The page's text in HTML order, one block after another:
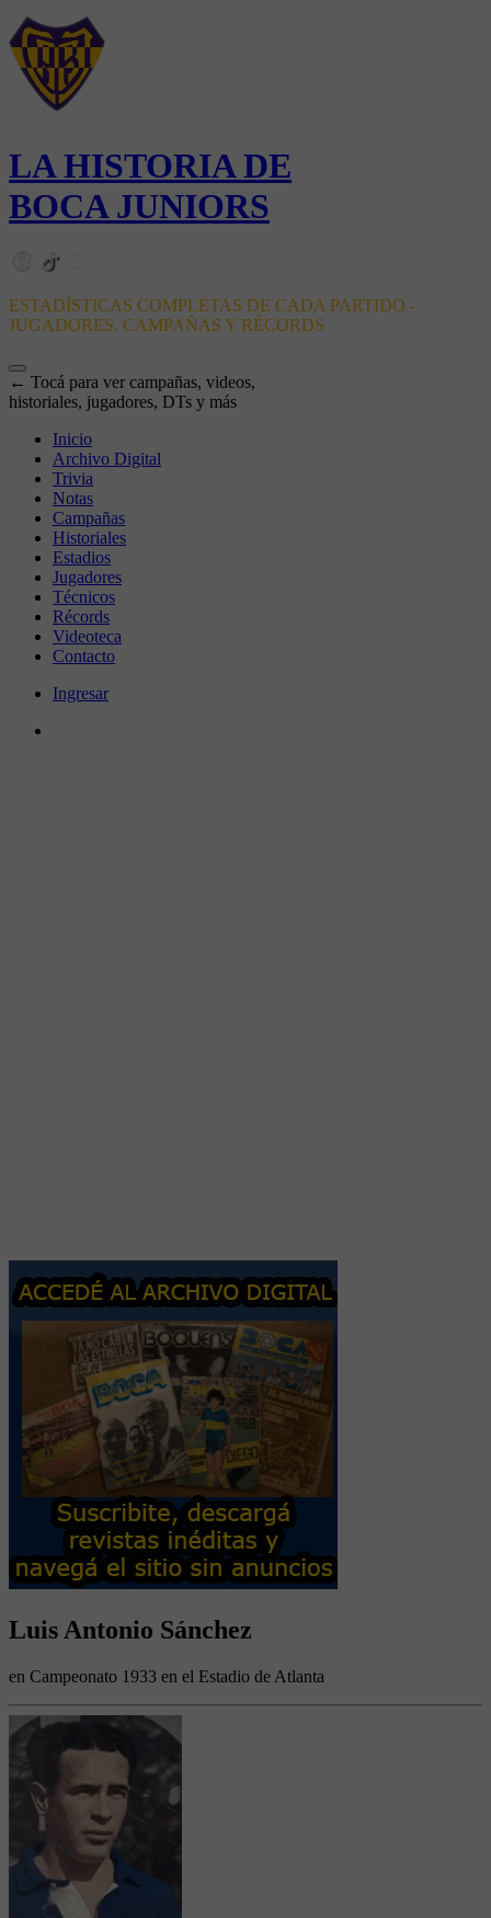
LA HISTORIA DE
BOCA JUNIORS
ESTADÍSTICAS COMPLETAS DE CADA PARTIDO -
JUGADORES, CAMPAÑAS Y RÉCORDS
← Tocá para ver campañas, videos,
historiales, jugadores, DTs y más
Inicio
Archivo Digital
Trivia
Notas
Campañas
Historiales
Estadios
Jugadores
Técnicos
Récords
Videoteca
Contacto
Ingresar
Luis Antonio Sánchez
en Campeonato 1933 en el Estadio de Atlanta